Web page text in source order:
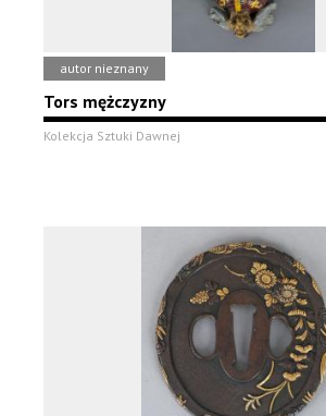
autor nieznany
Tors mężczyzny
Kolekcja Sztuki Dawnej